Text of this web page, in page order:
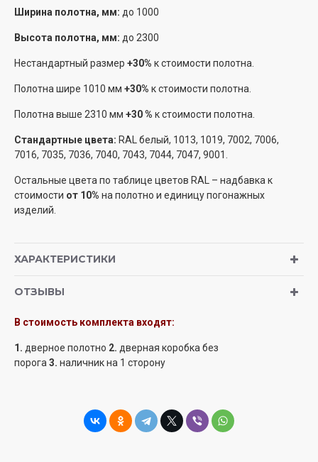
Ширина полотна, мм: до 1000
Высота полотна, мм: до 2300
Нестандартный размер +30% к стоимости полотна.
Полотна шире 1010 мм +30% к стоимости полотна.
Полотна выше 2310 мм +30 % к стоимости полотна.
Стандартные цвета: RAL белый, 1013, 1019, 7002, 7006,
7016, 7035, 7036, 7040, 7043, 7044, 7047, 9001.
Остальные цвета по таблице цветов RAL – надбавка к
стоимости от 10% на полотно и единицу погонажных
изделий.
ХАРАКТЕРИСТИКИ
ОТЗЫВЫ
В стоимость комплекта входят:
1. дверное полотно 2. дверная коробка без
порога 3. наличникна 1 сторону